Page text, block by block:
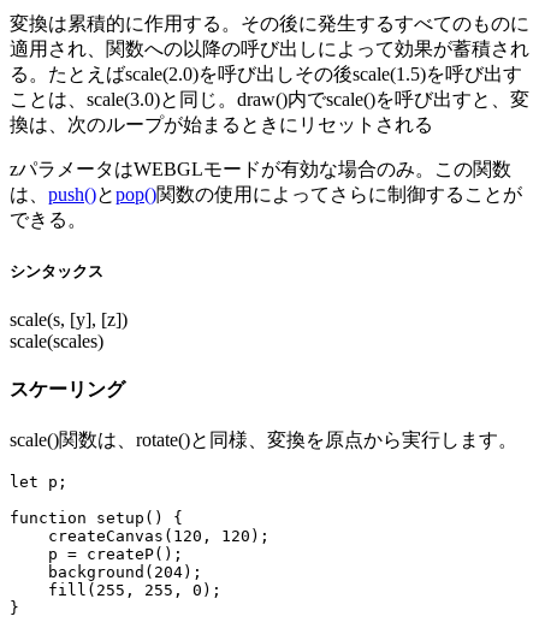
変換は累積的に作用する。その後に発生するすべてのものに
適用され、関数への以降の呼び出しによって効果が蓄積され
る。たとえばscale(2.0)を呼び出しその後scale(1.5)を呼び出す
ことは、scale(3.0)と同じ。draw()内でscale()を呼び出すと、変
換は、次のループが始まるときにリセットされる
zパラメータはWEBGLモードが有効な場合のみ。この関数
は、 push()とpop()関数の使用によってさらに制御することが
できる。
シンタックス
scale(s, [y], [z])
scale(scales)
スケーリング
scale()関数は、rotate()と同様、変換を原点から実行します。
let p;
function setup() {
    createCanvas(120, 120);
    p = createP();
    background(204);
    fill(255, 255, 0);
}